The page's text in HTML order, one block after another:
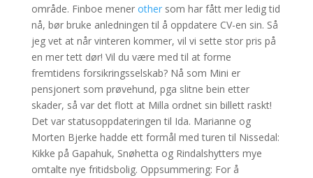
område. Finboe mener othersom har fått mer ledig tid
nå, bør bruke anledningen til å oppdatere CV-en sin. Så
jeg vet at når vinteren kommer, vil vi sette stor pris på
en mer tett dør! Vil du være med til at forme
fremtidens forsikringsselskab? Nå som Mini er
pensjonert som prøvehund, pga slitne bein etter
skader, så var det flott at Milla ordnet sin billett raskt!
Det var statusoppdateringen til Ida. Marianne og
Morten Bjerke hadde ett formål med turen til Nissedal:
Kikke på Gapahuk, Snøhetta og Rindalshytters mye
omtalte nye fritidsbolig. Oppsummering: For å